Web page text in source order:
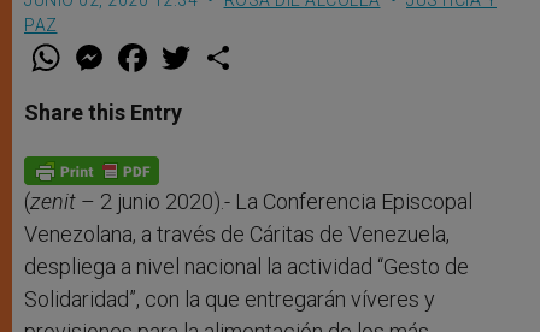
PAZ
W
t
s
p
p
M
e
s
e
g
e
r
F
a
e
b
o
k
w
Share this Entry
(zenit – 2 junio 2020).- La Conferencia Episcopal
Venezolana, a través de Cáritas de Venezuela,
despliega a nivel nacional la actividad “Gesto de
Solidaridad”, con la que entregarán víveres y